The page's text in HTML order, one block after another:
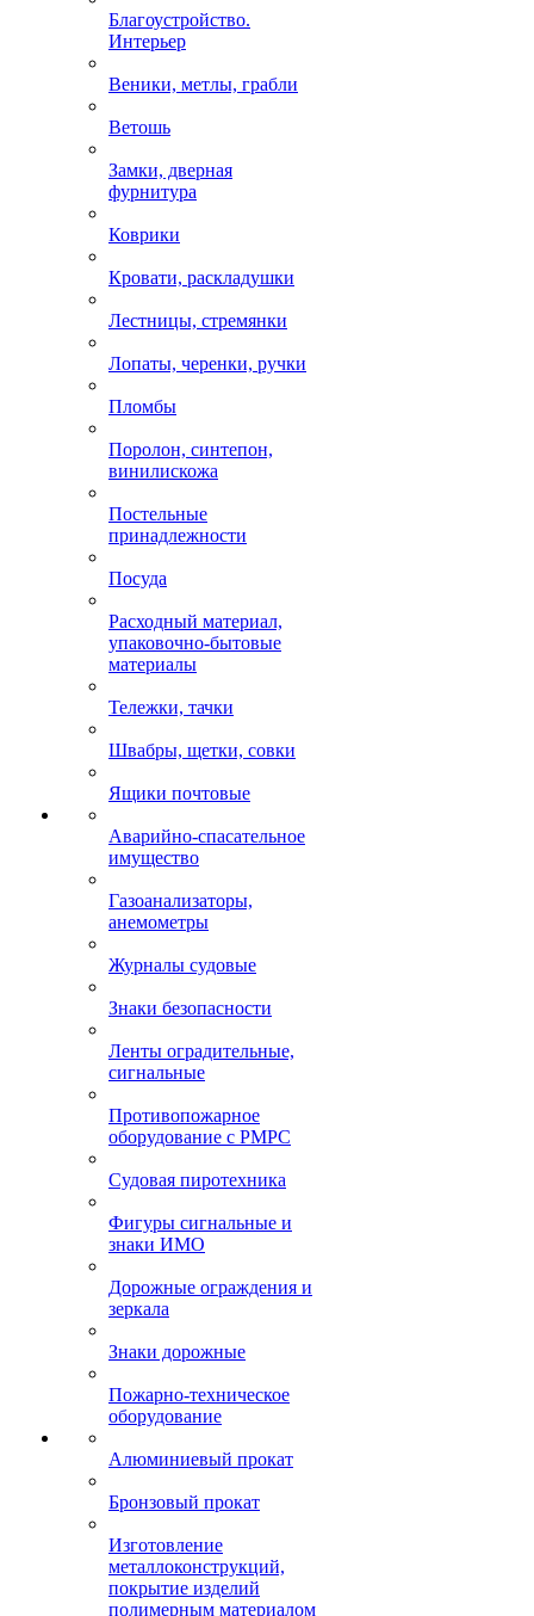
Благоустройство.
Интерьер
Веники, метлы, грабли
Ветошь
Замки, дверная
фурнитура
Коврики
Кровати, раскладушки
Лестницы, стремянки
Лопаты, черенки, ручки
Пломбы
Поролон, синтепон,
винилискожа
Постельные
принадлежности
Посуда
Расходный материал,
упаковочно-бытовые
материалы
Тележки, тачки
Швабры, щетки, совки
Ящики почтовые
Аварийно-спасательное
имущество
Газоанализаторы,
анемометры
Журналы судовые
Знаки безопасности
Ленты оградительные,
сигнальные
Противопожарное
оборудование с РМРС
Судовая пиротехника
Фигуры сигнальные и
знаки ИМО
Дорожные ограждения и
зеркала
Знаки дорожные
Пожарно-техническое
оборудование
Алюминиевый прокат
Бронзовый прокат
Изготовление
металлоконструкций,
покрытие изделий
полимерным материалом